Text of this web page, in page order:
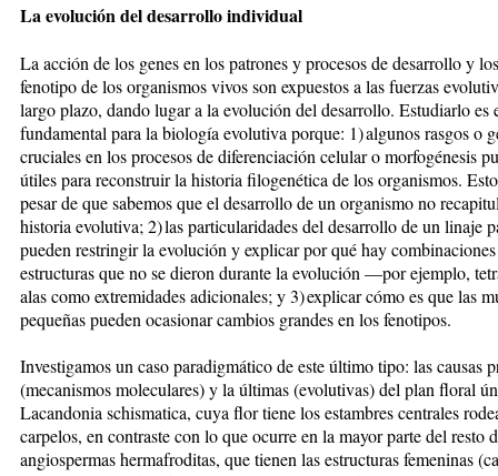
La evolución del desarrollo individual
La acción de los genes en los patrones y procesos de desarrollo y
fenotipo de los organismos vivos son expuestos a las fuerzas
largo plazo, dando lugar a la evolución del desarrollo. Estudiarlo es
fundamental para la biología evolutiva porque: 1) algunos rasgos o
cruciales en los procesos de diferenciación celular o morfogénesis
útiles para reconstruir la historia filogenética de los organismos.
pesar de que sabemos que el desarrollo de un organismo no
historia evolutiva; 2) las particularidades del desarrollo de un linaje
pueden restringir la evolución y explicar por qué hay
estructuras que no se dieron durante la evolución —por ejemplo,
alas como extremidades adicionales; y 3) explicar cómo es que las
pequeñas pueden ocasionar cambios grandes en los fenotipos.
Investigamos un caso paradigmático de este último tipo: las causas
(mecanismos moleculares) y la últimas (evolutivas) del plan floral
Lacandonia schismatica, cuya flor tiene los estambres centrales
carpelos, en contraste con lo que ocurre en la mayor parte del resto
angiospermas hermafroditas, que tienen las estructuras femeninas